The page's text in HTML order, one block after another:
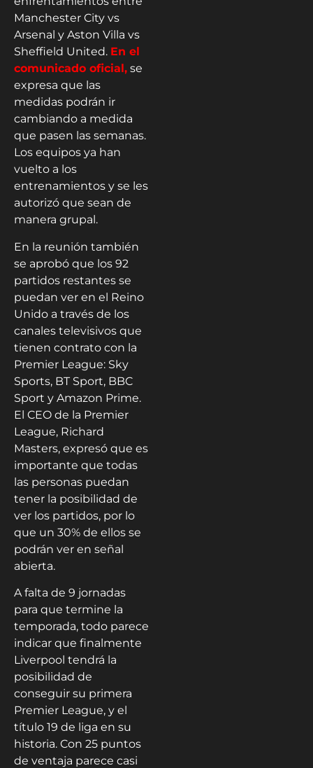
Manchester City vs
Arsenal y Aston Villa vs
Sheffield United. En el
comunicado oficial, se
expresa que las
medidas podrán ir
cambiando a medida
que pasen las semanas.
Los equipos ya han
vuelto a los
entrenamientos y se les
autorizó que sean de
manera grupal.
En la reunión también
se aprobó que los 92
partidos restantes se
puedan ver en el Reino
Unido a través de los
canales televisivos que
tienen contrato con la
Premier League: Sky
Sports, BT Sport, BBC
Sport y Amazon Prime.
El CEO de la Premier
League, Richard
Masters, expresó que es
importante que todas
las personas puedan
tener la posibilidad de
ver los partidos, por lo
que un 30% de ellos se
podrán ver en señal
abierta.
A falta de 9 jornadas
para que termine la
temporada, todo parece
indicar que finalmente
Liverpool tendrá la
posibilidad de
conseguir su primera
Premier League, y el
título 19 de liga en su
historia. Con 25 puntos
de ventaja parece casi